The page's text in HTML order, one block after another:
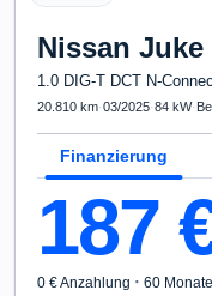
Nissan Juke
1.0 DIG-T DCT N-
20.810 km·03/2025·84 kW·
Finanzierung
187
0 € Anzahlung · 60 Monate